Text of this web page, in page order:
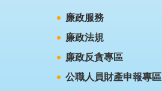
廉政服務
廉政法規
廉政反貪專區
公職人員財產申報專區